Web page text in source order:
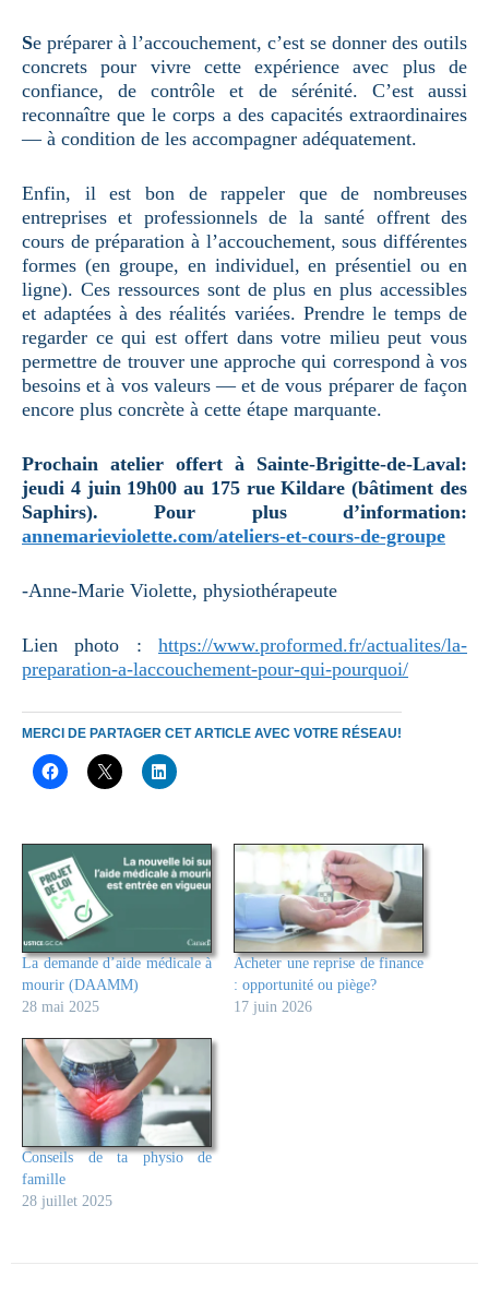
Se préparer à l’accouchement, c’est se donner des outils
concrets pour vivre cette expérience avec plus de
confiance, de contrôle et de sérénité. C’est aussi
reconnaître que le corps a des capacités extraordinaires
— à condition de les accompagner adéquatement.
Enfin, il est bon de rappeler que de nombreuses
entreprises et professionnels de la santé offrent des
cours de préparation à l’accouchement, sous différentes
formes (en groupe, en individuel, en présentiel ou en
ligne). Ces ressources sont de plus en plus accessibles
et adaptées à des réalités variées. Prendre le temps de
regarder ce qui est offert dans votre milieu peut vous
permettre de trouver une approche qui correspond à vos
besoins et à vos valeurs — et de vous préparer de façon
encore plus concrète à cette étape marquante.
Prochain atelier offert à Sainte-Brigitte-de-Laval:
jeudi 4 juin 19h00 au 175 rue Kildare (bâtiment des
Saphirs). Pour plus d’information:
annemarieviolette.com/ateliers-et-cours-de-groupe
-Anne-Marie Violette, physiothérapeute
Lien photo : https://www.proformed.fr/actualites/la-
preparation-a-laccouchement-pour-qui-pourquoi/
MERCI DE PARTAGER CET ARTICLE AVEC VOTRE RÉSEAU!
La demande d’aide médicale à
mourir (DAAMM)
28 mai 2025
Acheter une reprise de finance
: opportunité ou piège?
17 juin 2026
Conseils de ta physio de
famille
28 juillet 2025